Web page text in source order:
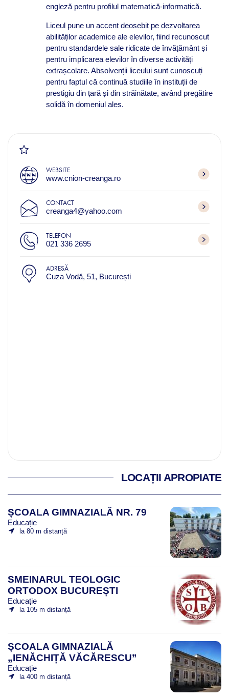
engleză pentru profilul matematică-informatică.
Liceul pune un accent deosebit pe dezvoltarea
abilităților academice ale elevilor, fiind recunoscut
pentru standardele sale ridicate de învățământ și
pentru implicarea elevilor în diverse activități
extrașcolare. Absolvenții liceului sunt cunoscuți
pentru faptul că continuă studiile în instituții de
prestigiu din țară și din străinătate, având pregătire
solidă în domeniul ales.
WEBSITE
www.cnion-creanga.ro
CONTACT
creanga4@yahoo.com
TELEFON
021 336 2695
ADRESĂ
Cuza Vodă, 51, București
LOCAȚII APROPIATE
ȘCOALA GIMNAZIALĂ NR. 79
Educație
la 80 m distanță
SMEINARUL TEOLOGIC
ORTODOX BUCUREȘTI
Educație
la 105 m distanță
ȘCOALA GIMNAZIALĂ
„IENĂCHIȚĂ VĂCĂRESCU”
Educație
la 400 m distanță